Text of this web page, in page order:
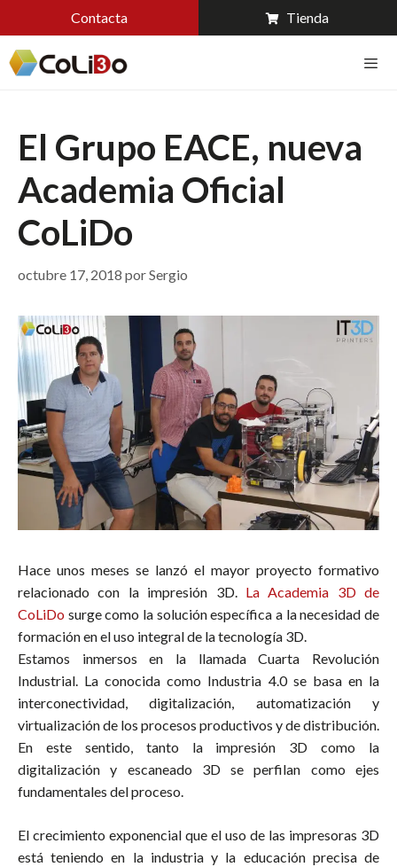
Contacta Tienda
El Grupo EACE, nueva
Academia Oficial
CoLiDo
octubre 17, 2018 porSergio
Hace unos meses se lanzó el mayor proyecto formativo
relacionado con la impresión 3D. La Academia 3D de
CoLiDo surge como la solución específica a la necesidad de
formación en el uso integral de la tecnología 3D.
Estamos inmersos en la llamada Cuarta Revolución
Industrial. La conocida como Industria 4.0 se basa en la
interconectividad, digitalización, automatización y
virtualización de los procesos productivos y de distribución.
En este sentido, tanto la impresión 3D como la
digitalización y escaneado 3D se perfilan como ejes
fundamentales del proceso.
El crecimiento exponencial que el uso de las impresoras 3D
está teniendo en la industria y la educación precisa de